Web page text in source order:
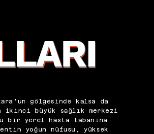
gölgesinde kalsa da
ikinci büyük sağlık merkezi
bir yerel hasta tabanına
yoğun nüfusu, yüksek